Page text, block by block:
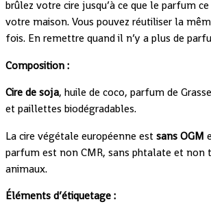
brûlez votre cire jusqu’à ce que le parfum
votre maison. Vous pouvez réutiliser la
fois. En remettre quand il n’y a plus de
Composition :
Cire de soja, huile de coco, parfum de
et paillettes biodégradables.
La cire végétale européenne est sans OGM
parfum est non CMR, sans phtalate et non
animaux.
Éléments d’étiquetage :